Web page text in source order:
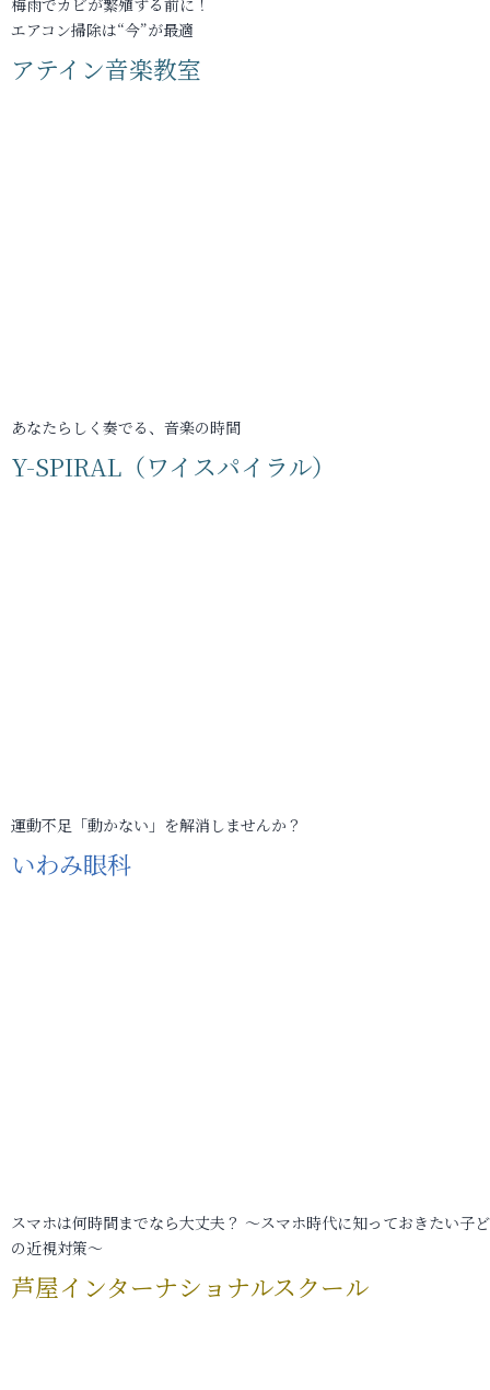
梅雨でカビが繁殖する前に！
エアコン掃除は“今”が最適
アテイン音楽教室
あなたらしく奏でる、音楽の時間
Y-SPIRAL（ワイスパイラル）
運動不足「動かない」を解消しませんか？
いわみ眼科
スマホは何時間までなら大丈夫？ ～スマホ時代に知っておきたい子
の近視対策～
芦屋インターナショナルスクール